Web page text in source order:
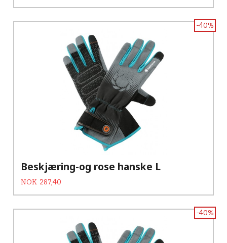
Beskjæring-og rose hanske L
Tilbud
NOK 287,40Rabatt
-40%
-40%